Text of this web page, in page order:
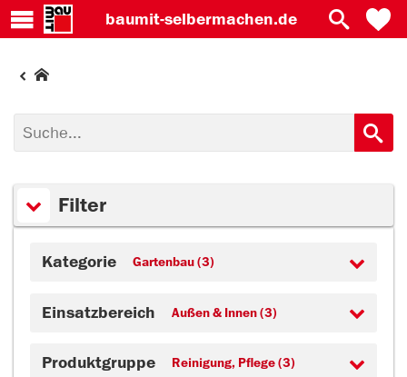
baumit-selbermachen.de
Filter
Kategorie Gartenbau (3)
Einsatzbereich Außen & Innen (3)
Produktgruppe Reinigung, Pflege (3)